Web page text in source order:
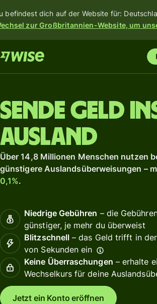
befindest dich auf der Website für:
zur Großbritannien-Website, um
Sende Geld
Ausland
Über 14,8 Millionen Menschen nutzen
günstigere Auslandsüberweisungen –
0,1%.
Niedrige Gebühren – die
günstiger, je mehr du überweist
Blitzschnell – das Geld trifft in
von Sekunden ein
Keine Überraschungen – erhalte
Wechselkurs für deine
Jetzt ein Konto eröffnen